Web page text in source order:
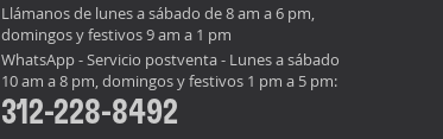
Llámanos de lunes a sábado de 8 am a 6 pm,
domingos y festivos 9 am a 1 pm
WhatsApp - Servicio postventa - Lunes a sábado
10 am a 8 pm, domingos y festivos 1 pm a 5 pm:
312-228-8492